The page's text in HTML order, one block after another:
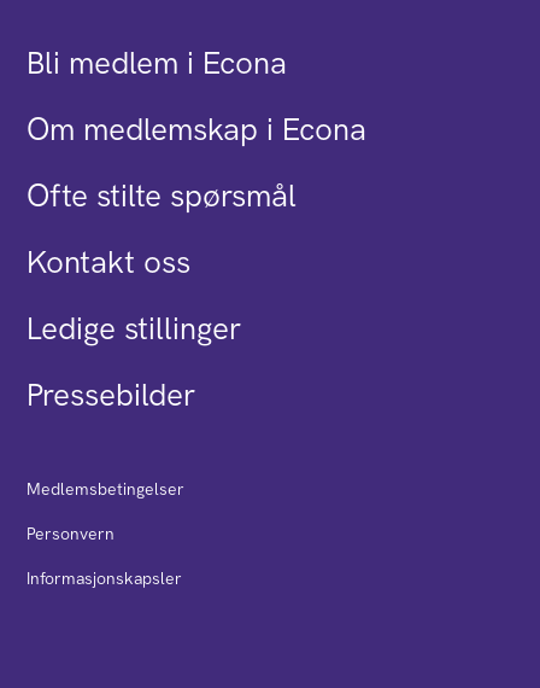
Bli medlem i Econa
Om medlemskap i Econa
Ofte stilte spørsmål
Kontakt oss
Ledige stillinger
Pressebilder
Medlemsbetingelser
Personvern
Informasjonskapsler